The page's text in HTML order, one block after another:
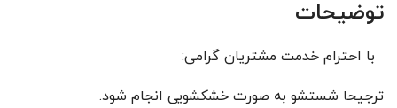
توضیحات
با احترام خدمت مشتریان گرامی:
ترجیحا شستشو به صورت خشکشویی انجام شود.